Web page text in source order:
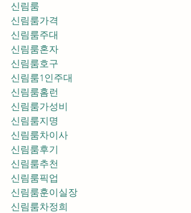
신림룸
신림룸가격
신림룸주대
신림룸혼자
신림룸호구
신림룸1인주대
신림룸홈런
신림룸가성비
신림룸지명
신림룸차이사
신림룸후기
신림룸추천
신림룸훈이실장
신림룸차정희